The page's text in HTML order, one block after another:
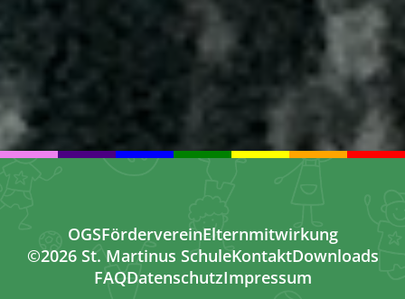
OGSFördervereinElternmitwirkung
©2026 St. Martinus SchuleKontaktDownloads
FAQDatenschutzImpressum